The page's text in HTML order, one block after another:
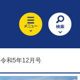
和5年12月号